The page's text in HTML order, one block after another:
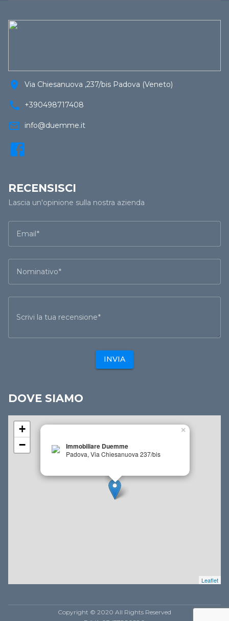
location_on Via Chiesanuova ,237/bis Padova (Veneto)
call +390498717408
mail_outline info@duemme.it
RECENSISCI
Lascia un'opinione sulla nostra azienda
Email
Nominativo
Scrivi la tua recensione
INVIA
DOVE SIAMO
Immobiliare Duemme
Padova, Via Chiesanuova 237/bis
×
+
−
Leaflet
Copyright © 2020 All Rights Reserved